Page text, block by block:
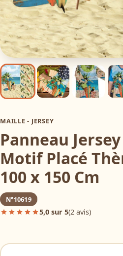
MAILLE - JERSEY
Panneau
Motif Placé
100 x 150 Cm
N°10619
5,0 sur 5(2 avis)